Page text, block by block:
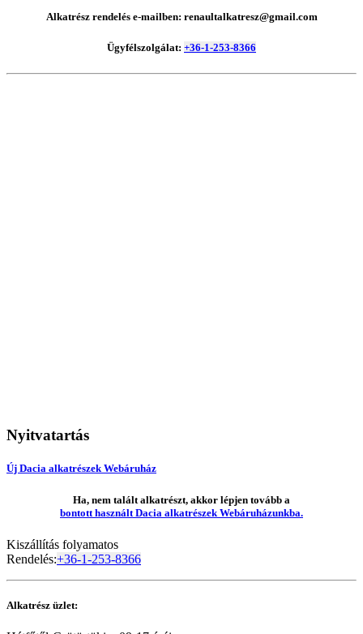
Alkatrész rendelés e-mailben: renaultalkatresz@gmail.com
Ügyfélszolgálat: +36-1-253-8366
Nyitvatartás
Új Dacia alkatrészek Webáruház
Ha, nem talált alkatrészt, akkor lépjen tovább a
bontott használt Dacia alkatrészek Webáruházunkba.
Kiszállítás folyamatos
Rendelés:+36-1-253-8366
Alkatrész üzlet: